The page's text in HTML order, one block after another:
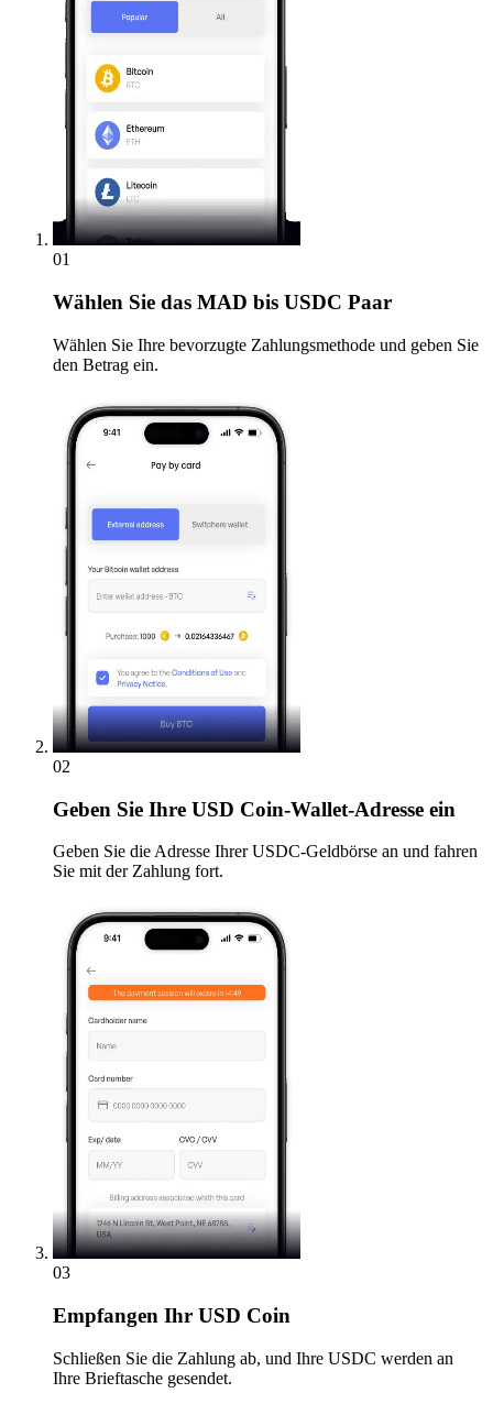
01
Wählen Sie das MAD bis USDC Paar
Wählen Sie Ihre bevorzugte Zahlungsmethode und geben Sie
den Betrag ein.
02
Geben Sie Ihre USD Coin-Wallet-Adresse ein
Geben Sie die Adresse Ihrer USDC-Geldbörse an und fahren
Sie mit der Zahlung fort.
03
Empfangen Ihr USD Coin
Schließen Sie die Zahlung ab, und Ihre USDC werden an
Ihre Brieftasche gesendet.